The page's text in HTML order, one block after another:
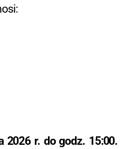
2026 r. do godz. 15:00.